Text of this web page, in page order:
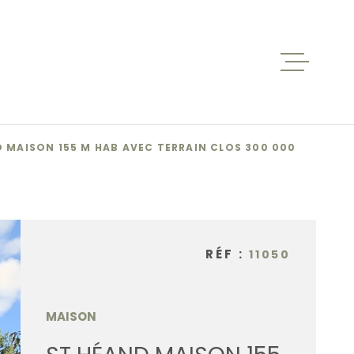
VENTES
MAISON 155 M HAB AVEC TERRAIN CLOS 300 000
RÉF : 11050
MAISON